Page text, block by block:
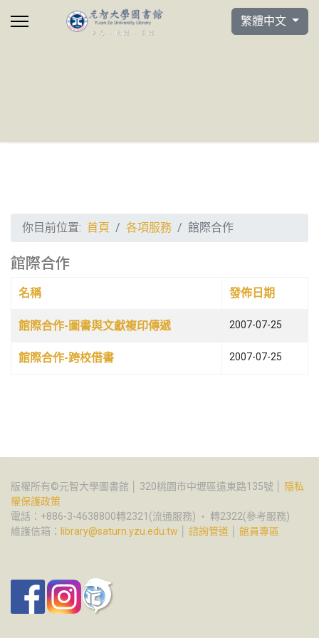
選擇你的語言
繁體中文
你目前位置: 首頁 各項服務 館際合作
館際合作
文章列表
名稱 發佈日期
館際合作-圖書與文獻複印傳遞 2007-07-25
館際合作-跨校借書 2007-07-25
版權所有©元智大學圖書館 │ 320桃園市中壢區遠東路135號 │
隱私
權保護政策
電話：+886-3-4638800轉2321(流通服務) ‧ 轉2322(參考服務)
維護信箱： library@saturn.yzu.edu.tw 諮詢管道 館員專區